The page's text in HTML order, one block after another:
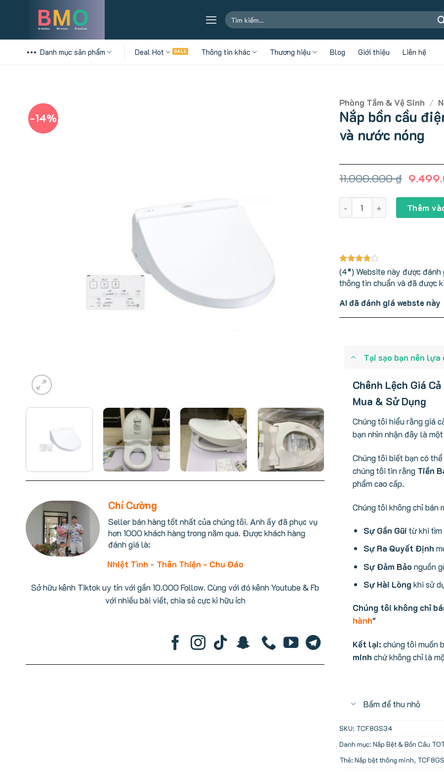
Tìm
kiếm:
Danh mục sản phẩm Deal Hot Thông tin khác Thương hiệu Blog Giới thiệu Liên hệ
-14%
Chí Cường
Seller bán hàng tốt nhất của chúng tôi. Anh ấy đã phục vụ
hơn 1000 khách hàng trong năm qua. Được khách hàng
đánh giá là:
Nhiệt Tình - Thân Thiện - Chu Đáo
Sở hữu kênh Tiktok uy tín với gần 10.000 Follow. Cùng với đó kênh Youtube & Fb
với nhiều bài viết, chia sẻ cực kì hữu ích
Phòng Tắm & Vệ Sinh /
Nắp bồn cầu
và nước nóng
11.000.000₫ Giá
là:
Nắp bồn cầu điện tử Toto
Thêm
(4*) Website này được đánh
thông tin chuẩn và đã được
AI đã đánh giá webste này
Tại sạo bạn nên lựa
Chênh Lệch Giá
Mua & Sử Dụng
Chúng tôi hiểu rằng giá
bạn nhìn nhận đây là một
Chúng tôi biết bạn có
chúng tôi tin rằng Tiền
phẩm cao cấp.
Chúng tôi không chỉ bán
Sự Gần Gũi từ khi tìm
Sự Ra Quyết Định
Sự Đảm Bảo nguồn
Sự Hài Lòng khi sử
Chúng tôi không chỉ
hành"
Kết lại: chúng tôi muốn
minh chứ không chỉ là
Bấm để thu nhỏ
SKU: TCF8GS34
Danh mục: Nắp Bệt & Bồn Cầu
Thẻ: Nắp bệt thông minh,